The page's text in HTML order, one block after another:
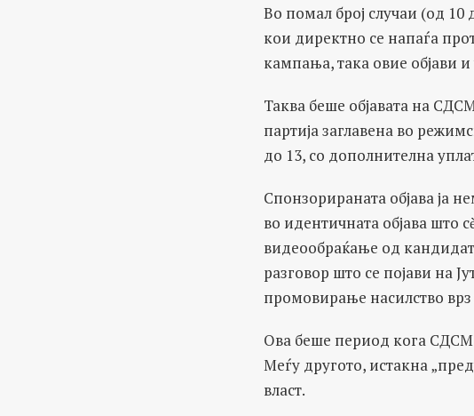
Во помал број случаи (од 10
кои директно се напаѓа
кампања, така овие објави
Таква беше објавата на
партија заглавена во
до 13, со дополнителна
Спонзорираната објава ја
во идентичната објава што
видеообраќање од
разговор што се појави на
промовирање насилство
Ова беше период кога СДСМ
Меѓу другото, истакна
власт.